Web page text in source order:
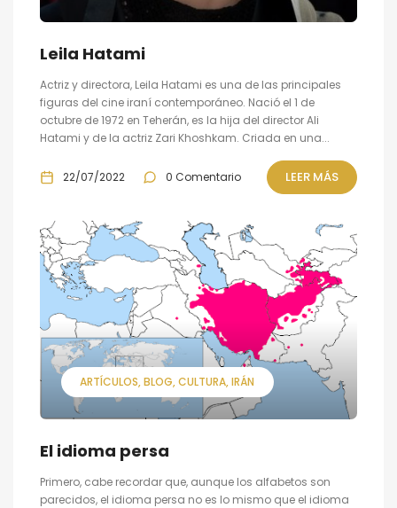
Leila Hatami
Actriz y directora, Leila Hatami es una de las principales
figuras del cine iraní contemporáneo. Nació el 1 de
octubre de 1972 en Teherán, es la hija del director Ali
Hatami y de la actriz Zari Khoshkam. Criada en una...
22/07/2022 0 Comentario LEER MÁS
ARTÍCULOS BLOG CULTURA IRÁN
El idioma persa
Primero, cabe recordar que, aunque los alfabetos son
parecidos, el idioma persa no es lo mismo que el idioma